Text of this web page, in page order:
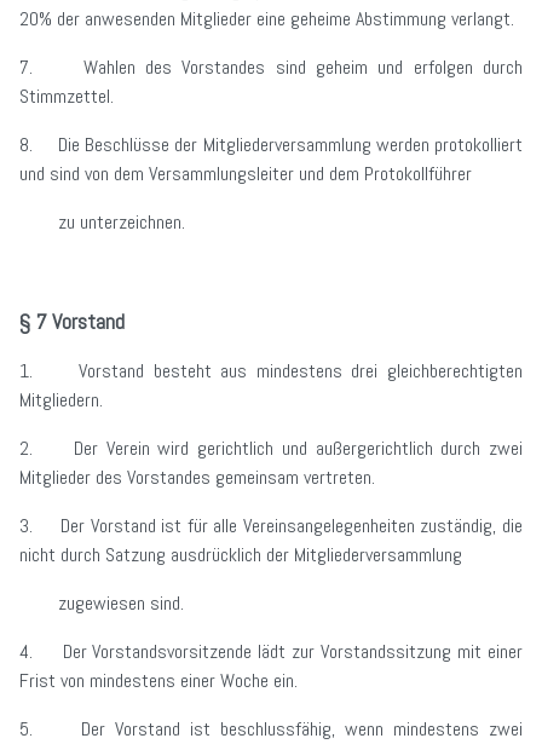
20% der anwesenden Mitglieder eine geheime Abstimmung verlangt.
7. Wahlen des Vorstandes sind geheim und erfolgen durch
Stimmzettel.
8. Die Beschlüsse der Mitgliederversammlung werden protokolliert
und sind von dem Versammlungsleiter und dem Protokollführer
zu unterzeichnen.
§ 7 Vorstand
1. Vorstand besteht aus mindestens drei gleichberechtigten
Mitgliedern.
2. Der Verein wird gerichtlich und außergerichtlich durch zwei
Mitglieder des Vorstandes gemeinsam vertreten.
3. Der Vorstand ist für alle Vereinsangelegenheiten zuständig, die
nicht durch Satzung ausdrücklich der Mitgliederversammlung
zugewiesen sind.
4. Der Vorstandsvorsitzende lädt zur Vorstandssitzung mit einer
Frist von mindestens einer Woche ein.
5. Der Vorstand ist beschlussfähig, wenn mindestens zwei